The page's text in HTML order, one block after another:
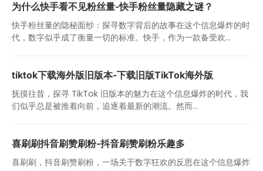
为什么快手看不见粉丝量-快手粉丝量隐藏之谜？
快手粉丝量的隐秘面纱：探寻数字背后的故事在这个信息爆炸的时
代，数字似乎成了衡量一切的标准。快手，作为一款备受欢...
tiktok下载海外版旧版本-下载旧版TikTok海外版
抚摸往昔，探寻 TikTok 旧版本的魅力在这个信息爆炸的时代，我
们似乎总是被推着向前，追逐着最新的潮流。然而...
喜刷刷抖音刷赞刷粉-抖音刷赞刷粉乐趣多
喜刷刷，抖音刷赞刷粉，一场关于数字狂欢的反思在这个信息爆炸